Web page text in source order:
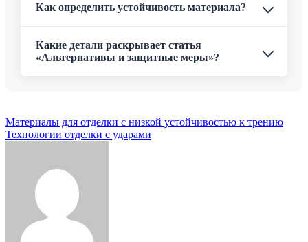
Как определить устойчивость материала?
Какие детали раскрывает статья
«Альтернативы и защитные меры»?
Навигация
по
Материалы для отделки с низкой устойчивостью к трению
Технологии отделки с ударами